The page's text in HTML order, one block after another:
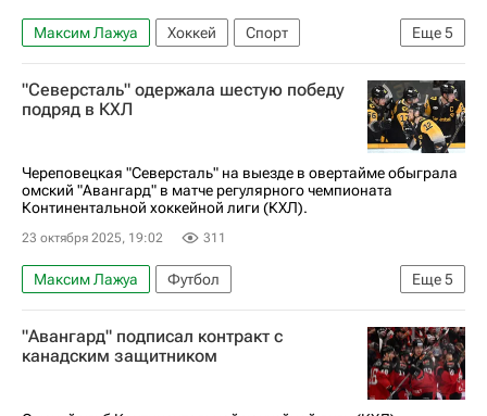
Еще5
Максим Лажуа Хоккей
Спорт
Наиль Якупов
Авангард
Нефтехимик
Металлург (Магнитогорск)
КХЛ 2025-2026
"Северсталь" одержала шестую победу
подряд в КХЛ
Череповецкая "Северсталь" на выезде в овертайме обыграла
омский "Авангард" в матче регулярного чемпионата
Континентальной хоккейной лиги (КХЛ).
23 октября 2025, 19:02 311
Еще5
Максим Лажуа
Футбол
Константин Окулов
Александр Скоренов
Авангард
Северсталь КХЛ 2025-2026
"Авангард" подписал контракт с
канадским защитником